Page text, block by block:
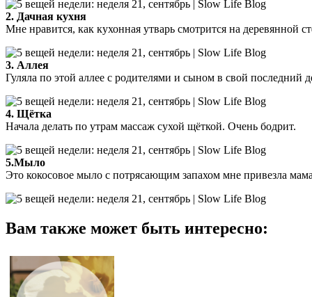
2. Дачная кухня
Мне нравится, как кухонная утварь смотрится на деревянной
3. Аллея
Гуляла по этой аллее с родителями и сыном в свой последний
4. Щётка
Начала делать по утрам массаж сухой щёткой. Очень бодрит.
5.Мыло
Это кокосовое мыло с потрясающим запахом мне привезла
Вам также может быть интересно: